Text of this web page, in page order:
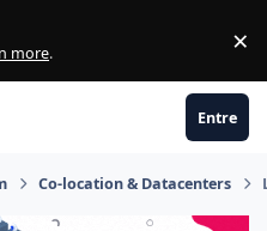
more. ×
Entre
Co-location & Datacenters